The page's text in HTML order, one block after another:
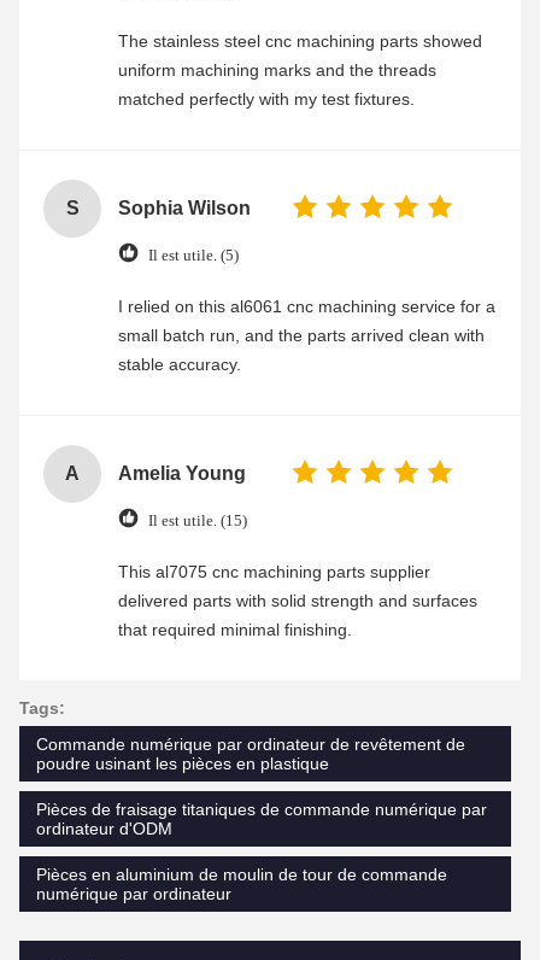
The stainless steel cnc machining parts showed
uniform machining marks and the threads
matched perfectly with my test fixtures.
S Sophia Wilson
Il est utile. (5)
I relied on this al6061 cnc machining service for a
small batch run, and the parts arrived clean with
stable accuracy.
A Amelia Young
Il est utile. (15)
This al7075 cnc machining parts supplier
delivered parts with solid strength and surfaces
that required minimal finishing.
Tags:
Commande numérique par ordinateur de revêtement de
poudre usinant les pièces en plastique
Pièces de fraisage titaniques de commande numérique par
ordinateur d'ODM
Pièces en aluminium de moulin de tour de commande
numérique par ordinateur